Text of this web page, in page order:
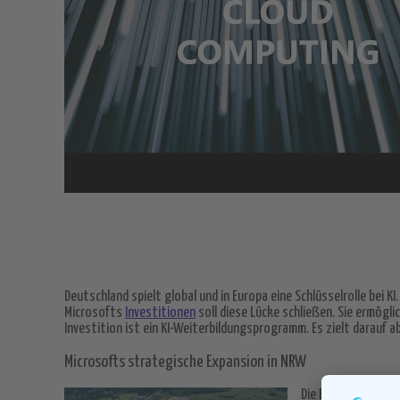
Deutschland spielt global und in Europa eine Schlüsselrolle
Microsofts Investitionen soll diese Lücke schließen. Sie
Investition ist ein KI-Weiterbildungsprogramm. Es zielt darauf
Microsofts strategische Expansion in NRW
Die